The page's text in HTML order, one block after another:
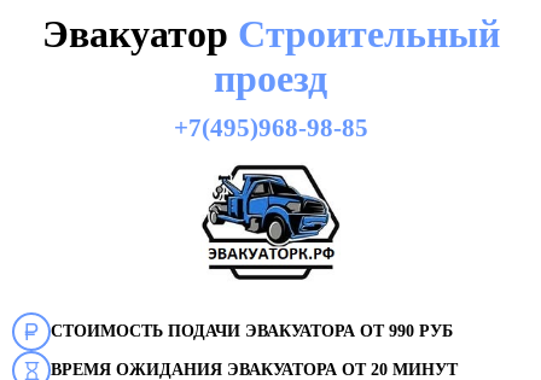
Эвакуатор Строительный
проезд
+7(495)968-98-85
СТОИМОСТЬ ПОДАЧИ ЭВАКУАТОРА ОТ 990 РУБ
ВРЕМЯ ОЖИДАНИЯ ЭВАКУАТОРА ОТ 20 МИНУТ